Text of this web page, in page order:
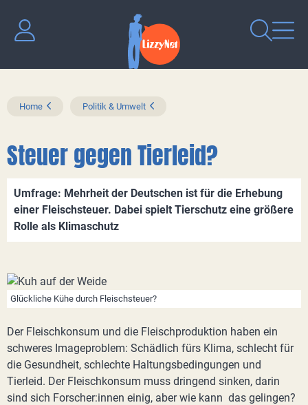
Home Politik & Umwelt
Steuer gegen Tierleid?
Umfrage: Mehrheit der Deutschen ist für die Erhebung
einer Fleischsteuer. Dabei spielt Tierschutz eine größere
Rolle als Klimaschutz
Glückliche Kühe durch Fleischsteuer?
Der Fleischkonsum und die Fleischproduktion haben ein
schweres Imageproblem: Schädlich fürs Klima, schlecht für
die Gesundheit, schlechte Haltungsbedingungen und
Tierleid. Der Fleischkonsum muss dringend sinken, darin
sind sich Forscher:innen einig, aber wie kann das gelingen?